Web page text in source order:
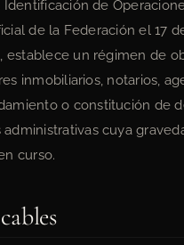
de
de la Federación el 17
establece un régimen de
inmobiliarios, notarios,
o constitución de
cuya
curso.